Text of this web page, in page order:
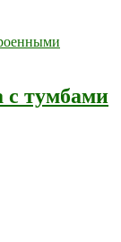
с тумбами